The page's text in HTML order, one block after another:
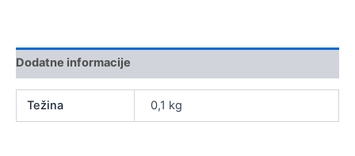
Dodatne informacije
Težina 0,1 kg